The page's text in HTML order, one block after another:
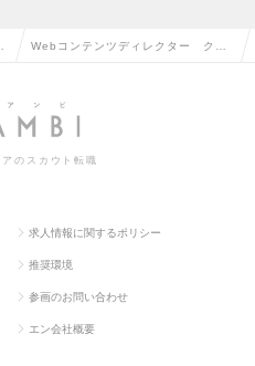
Webコンテンツディレクター クラ
dely社の求人情報
のスカウト転職
求人情報に関するポリシー
推奨環境
参画のお問い合わせ
エン会社概要